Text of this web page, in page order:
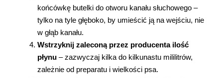
końcówkę butelki do otworu kanału słuchowego –
tylko na tyle głęboko, by umieścić ją na wejściu, nie
w głąb kanału.
Wstrzyknij zaleconą przez producenta ilość
płynu – zazwyczaj kilka do kilkunastu mililitrów,
zależnie od preparatu i wielkości psa.